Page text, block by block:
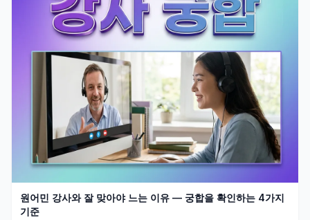
원어민 강사와 잘 맞아야 느는 이유 — 궁합을 확인하는 4가지
기준